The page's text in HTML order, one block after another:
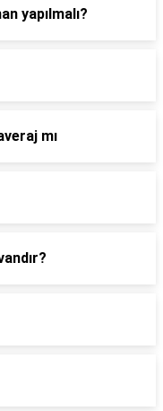
yapılmalı?
mı